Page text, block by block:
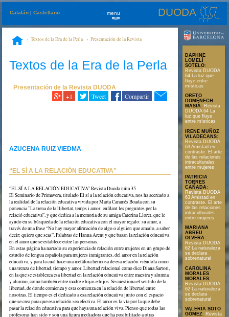
Catalán |Castellano DUODA
menu
»
Textos de la Era de la Perla
Presentación de la Revista
Textos de la Era de la Perla
Presentación de la Revista DUODA
+1 Tweet Compartir
AZUCENA RUIZ VIEDMA
“EL SÍ A LA RELACIÓN EDUCATIVA”
“EL SÍ A LA RELACIÓN EDUCATIVA” Revista Duoda núm 35
El Seminario de Primavera, titulado El sí a la relación educativa, nos ha acercado a
la realidad de la relación educativa vivida por Marta Caramés Boada con su
ponencia ”La trena de la llibertat, temps i amor: enfilant les preguntes per la
relació educativa”, y que dedica a la memoria de su amiga Caterina Lloret, que le
ayudo en su búsqueda de la relación educativa con el mayor regalo: su amor, a
través de una frase “No hay mayor afirmación de algo o alguien que amarlo, a saber
decir: quiero que seas”. Palabras de Hanna Arent y que basan la relación educativa
en el amor que se establece entre las personas.
En estas página ha narrado su experiencia de relación entre mujeres en un grupo de
estudio de lengua española para mujeres inmigrantes, del amor en la relación
educativa, y para la cual hace una metáfora hermosa de esa relación viéndola como
una trenza de libertad, tiempo y amor. Libertad relacional como dice Diana Sartori,
en la que se establezca esa libertad en la relación educativa entre maestra y alumna
y alumno, como también entre madre e hijas e hijos. Se cuestiona el sentido de la
libertad, de donde comienza y esta comienza en la relación de libertad entre
nosotras. El tiempo es el dedicado a esa relación educativa junto con el espacio
que se crea para que esa relación sea efectiva. El amor es la vía por la que debe
pasar la relación educativa para que haya una relación viva. Pienso que todas las
profesoras han sido y son una figura mediadora que ha posibilitado a otras
DAPHNE
LOMELÍ
SOTELO:
Revista DUODA
64 La luz que
fluye entre
místicas
ORETO
DOMÉNECH
MASIÀ: Revista
DUODA 64 La
luz que fluye
entre místicas
IRENE MUÑOZ
VILADECANS:
Revista DUODA
63 Amistad en
contraste. El arte
de las relaciones
intraculturales
entre mujeres
PATRICIA
TORRES
CAÑADA:
Revista DUODA
63 Amistad en
contraste. El arte
de las relaciones
intraculturales
entre mujeres
MARIANA
ABREU
OLVERA:
Revista DUODA
62 La naturaleza
se declara
sobrenatural
CAROLINA
MORALES
MORALES:
Revista DUODA
62 La naturaleza
se declara
sobrenatural
VALERIA SOTO
GÓMEZ: Revista